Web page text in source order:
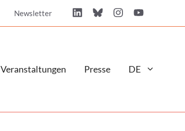
Newsletter
Veranstaltungen Presse DE